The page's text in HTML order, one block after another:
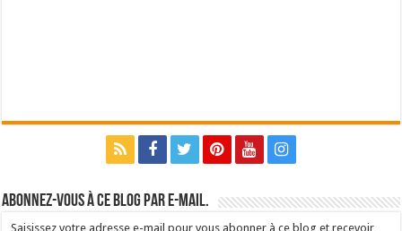
Abonnez-vous à ce blog par e-mail.
Saisissez votre adresse e-mail pour vous abonner à ce blog et recevoir